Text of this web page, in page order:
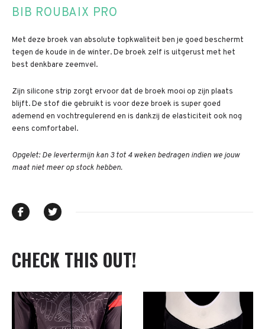
BIB ROUBAIX PRO
Met deze broek van absolute topkwaliteit ben je goed beschermt
tegen de koude in de winter. De broek zelf is uitgerust met het
best denkbare zeemvel.
Zijn silicone strip zorgt ervoor dat de broek mooi op zijn plaats
blijft. De stof die gebruikt is voor deze broek is super goed
ademend en vochtregulerend en is dankzij de elasticiteit ook nog
eens comfortabel.
Opgelet: De levertermijn kan 3 tot 4 weken bedragen indien we jouw
maat niet meer op stock hebben.
CHECK THIS OUT!